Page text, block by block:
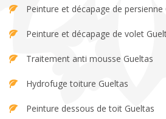
Peinture et décapage de persienne
Peinture et décapage de volet
Traitement anti mousse Gueltas
Hydrofuge toiture Gueltas
Peinture dessous de toit Gueltas